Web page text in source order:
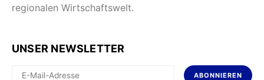
regionalen Wirtschaftswelt.
UNSER NEWSLETTER
ABONNIEREN